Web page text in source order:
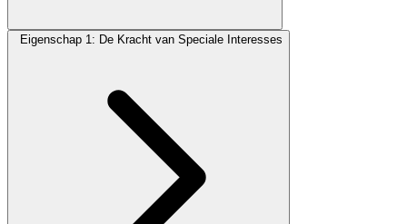
Eigenschap 1: De Kracht van Speciale Interesses